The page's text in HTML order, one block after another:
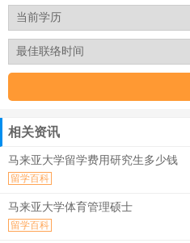
相关资讯
马来亚大学留学费用研究生多少钱
留学百科
马来亚大学体育管理硕士
留学百科